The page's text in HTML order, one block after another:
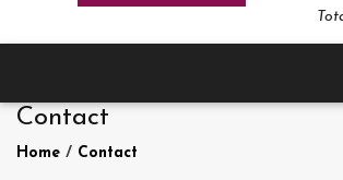
Contact
Home / Contact